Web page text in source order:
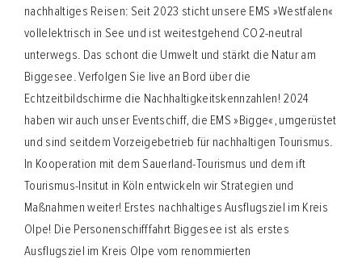
nachhaltiges Reisen: Seit 2023 sticht unsere EMS »Westfalen«
vollelektrisch in See und ist weitestgehend CO2-neutral
unterwegs. Das schont die Umwelt und stärkt die Natur am
Biggesee. Verfolgen Sie live an Bord über die
Echtzeitbildschirme die Nachhaltigkeitskennzahlen! 2024
haben wir auch unser Eventschiff, die EMS »Bigge«, umgerüstet
und sind seitdem Vorzeigebetrieb für nachhaltigen Tourismus.
In Kooperation mit dem Sauerland-Tourismus und dem ift
Tourismus-Insitut in Köln entwickeln wir Strategien und
Maßnahmen weiter! Erstes nachhaltiges Ausflugsziel im Kreis
Olpe! Die Personenschifffahrt Biggesee ist als erstes
Ausflugsziel im Kreis Olpe vom renommierten